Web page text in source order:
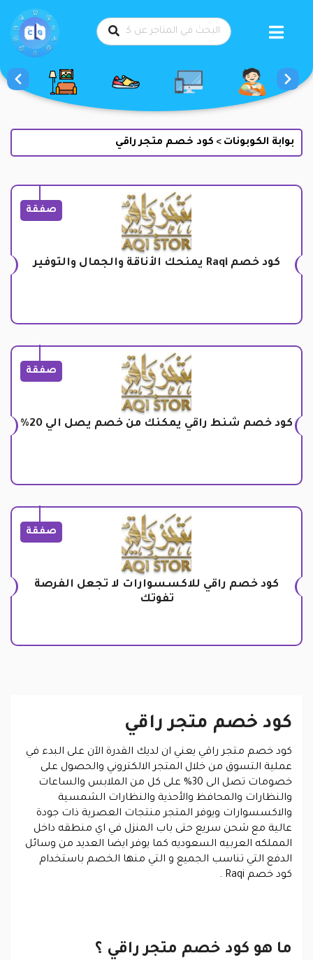
بوابة الكوبونات > كود خصم متجر راقي
صفقة
كود خصم Raqi يمنحك الأناقة والجمال والتوفير
صفقة
كود خصم شنط راقي يمكنك من خصم يصل الي 20%
صفقة
كود خصم راقي للاكسسوارات لا تجعل الفرصة
تفوتك
كود خصم متجر راقي
كود خصم متجر راقي يعني ان لديك القدرة الآن على البدء في
عملية التسوق من خلال المتجر الالكتروني والحصول على
خصومات تصل الى 30% على كل من الملابس والساعات
والنظارات والمحافظ والأحذية والنظارات الشمسية
والاكسسوارات ويوفر المتجر منتجات العصرية ذات جودة
عالية مع شحن سريع حتى باب المنزل في اي منطقه داخل
المملكه العربيه السعوديه كما يوفر ايضا العديد من وسائل
الدفع التي تناسب الجميع و التي منها الخصم باستخدام
كود خصم Raqi .
ما هو كود خصم متجر راقي ؟